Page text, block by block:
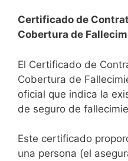
Certificado de
Cobertura de
El Certificado de
Cobertura de
oficial que indica la
de seguro de
Este certificado
una persona (el